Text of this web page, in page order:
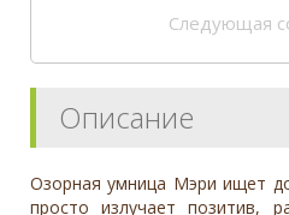
Следующая
Описание
Озорная умница Мэри ищет
просто излучает позитив,